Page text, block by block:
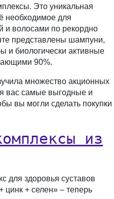
Это уникальная
необходимое для
и волосами по рекордно
представлены шампуни,
и биологически активные
90%.
множество акционных
вас самые выгодные и
вы могли сделать покупки
из
для здоровья суставов
+ селен» – теперь